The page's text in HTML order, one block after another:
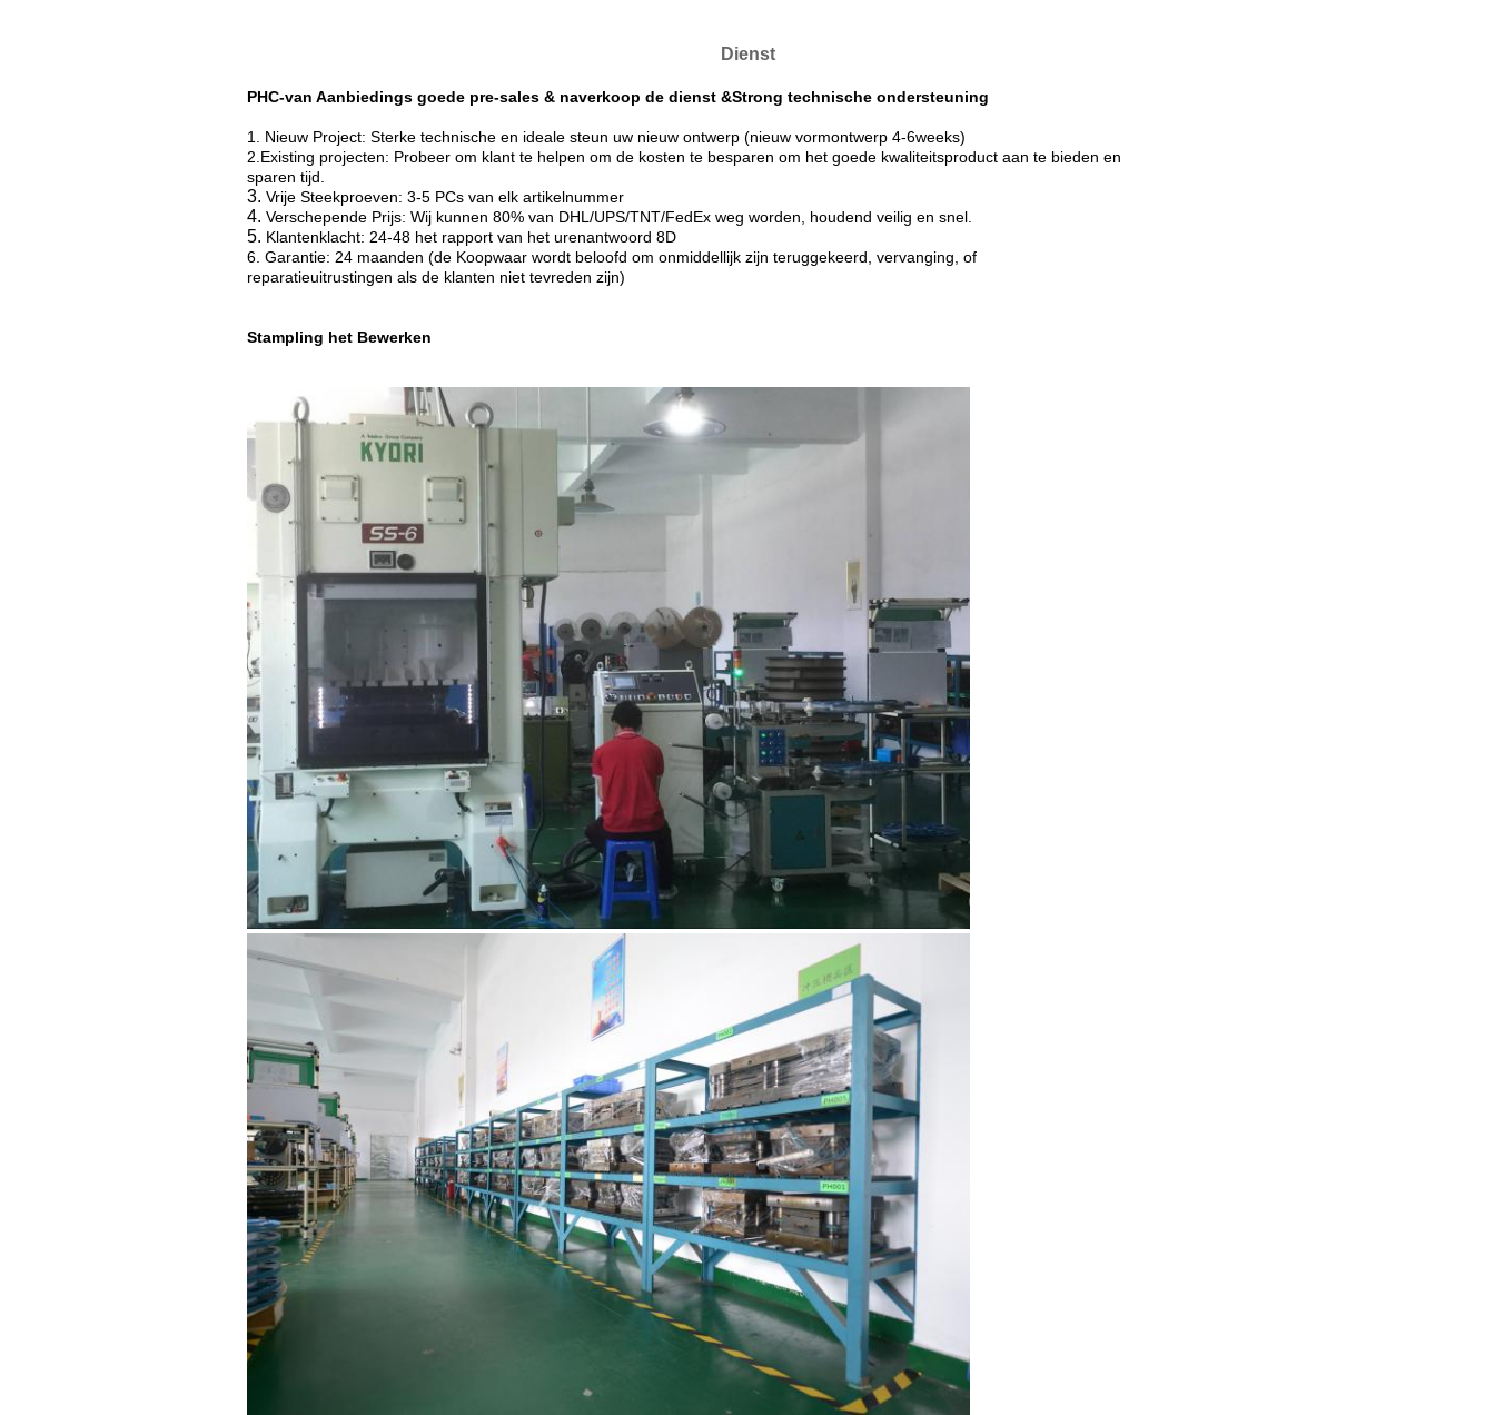
Dienst
PHC-van Aanbiedings goede pre-sales & naverkoop de dienst &Strong technische ondersteuning
1. Nieuw Project: Sterke technische en ideale steun uw nieuw ontwerp (nieuw vormontwerp 4-6weeks)
2.Existing projecten: Probeer om klant te helpen om de kosten te besparen om het goede kwaliteitsproduct aan te bieden en
sparen tijd.
3. Vrije Steekproeven: 3-5 PCs van elk artikelnummer
4. Verschepende Prijs: Wij kunnen 80% van DHL/UPS/TNT/FedEx weg worden, houdend veilig en snel.
5. Klantenklacht: 24-48 het rapport van het urenantwoord 8D
6. Garantie: 24 maanden (de Koopwaar wordt beloofd om onmiddellijk zijn teruggekeerd, vervanging, of
reparatieuitrustingen als de klanten niet tevreden zijn)
Stampling het Bewerken